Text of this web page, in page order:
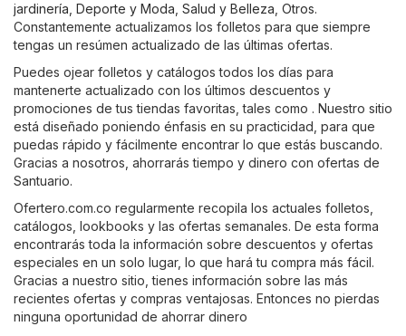
jardinería Deporte y Moda Salud y Belleza Otros.
Constantemente actualizamos los folletos para que siempre
tengas un resúmen actualizado de las últimas ofertas.
Puedes ojear folletos y catálogos todos los días para
mantenerte actualizado con los últimos descuentos y
promociones de tus tiendas favoritas, tales como . Nuestro sitio
está diseñado poniendo énfasis en su practicidad, para que
puedas rápido y fácilmente encontrar lo que estás buscando.
Gracias a nosotros, ahorrarás tiempo y dinero con ofertas de
Santuario.
Ofertero.com.co regularmente recopila los actuales folletos,
catálogos, lookbooks y las ofertas semanales. De esta forma
encontrarás toda la información sobre descuentos y ofertas
especiales en un solo lugar, lo que hará tu compra más fácil.
Gracias a nuestro sitio, tienes información sobre las más
recientes ofertas y compras ventajosas. Entonces no pierdas
ninguna oportunidad de ahorrar dinero